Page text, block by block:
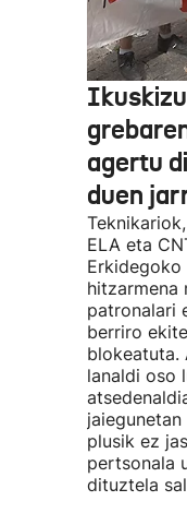
agertu
duen
ELA eta
Erkidegoko
hitzarmena
patronalari
berriro
blokeatuta.
lanaldi oso
plusik ez
pertsonala
dituztela